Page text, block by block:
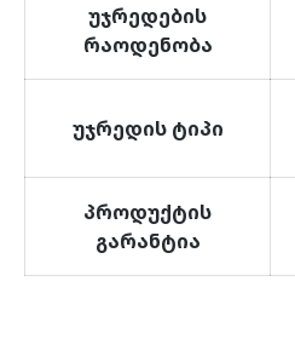
უჯრედების
რაოდენობა
უჯრედის ტიპი
პროდუქტის
გარანტია